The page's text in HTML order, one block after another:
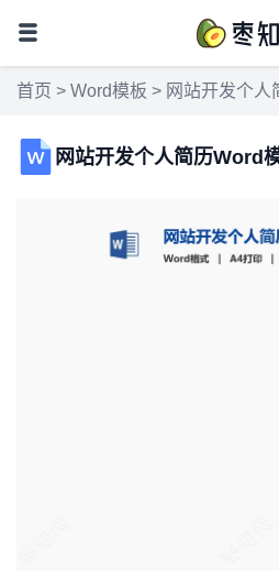
首页 > Word模板 > 网站开发个人
网站开发个人简历Word